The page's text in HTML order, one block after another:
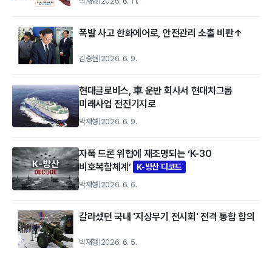
폭발 사고 한화에어로, 안전관리 소홀 비판↑
김종현 2026. 6. 9.
현대글로비스, 車 운반 회사서 현대차그룹
미래사업 전진기지로
박재형 2026. 6. 9.
자폭 드론 위협에 재조명되는 ‘K-30
비호복합체계’
K-방산 디코드
박재형 2026. 6. 6.
갈라섰던 국내 '지상무기 전시회' 전격 통합 합의
박재형 2026. 6. 5.